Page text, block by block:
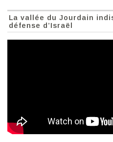
La vallée du Jourdain
défense d’Israël